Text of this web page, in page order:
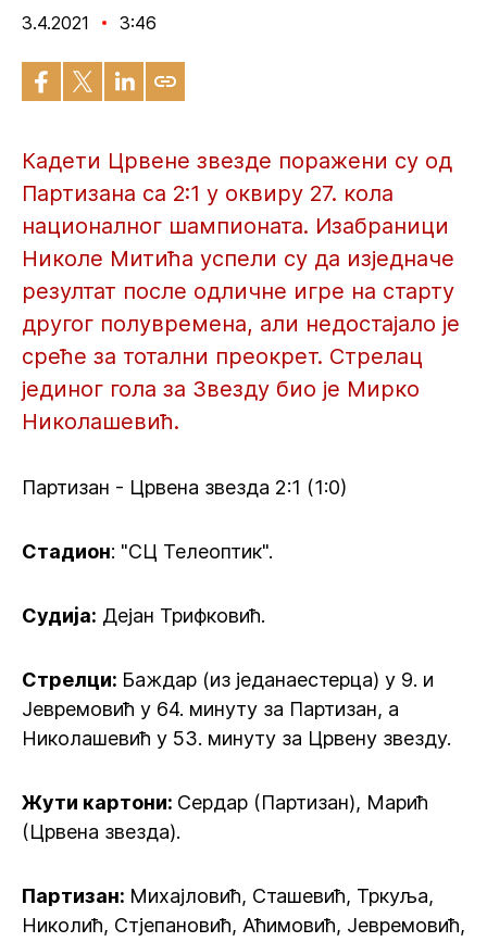
3.4.2021 3:46
Кадети Црвене звезде поражени су од
Партизана са 2:1 у оквиру 27. кола
националног шампионата. Изабраници
Николе Митића успели су да изједначе
резултат после одличне игре на старту
другог полувремена, али недостајало је
среће за тотални преокрет. Стрелац
јединог гола за Звезду био је Мирко
Николашевић.
Партизан - Црвена звезда 2:1 (1:0)
Стадион: "СЦ Телеоптик".
Судија: Дејан Трифковић.
Стрелци: Баждар (из једанаестерца) у 9. и
Јевремовић у 64. минуту за Партизан, а
Николашевић у 53. минуту за Црвену звезду.
Жути картони: Сердар (Партизан), Марић
(Црвена звезда).
Партизан: Михајловић, Сташевић, Тркуља,
Николић, Стјепановић, Аћимовић, Јевремовић,